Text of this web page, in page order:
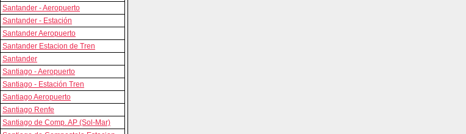
Santander - Aeropuerto
Santander - Estación
Santander Aeropuerto
Santander Estacion de Tren
Santander
Santiago - Aeropuerto
Santiago - Estación Tren
Santiago Aeropuerto
Santiago Renfe
Santiago de Comp. AP (Sol-Mar)